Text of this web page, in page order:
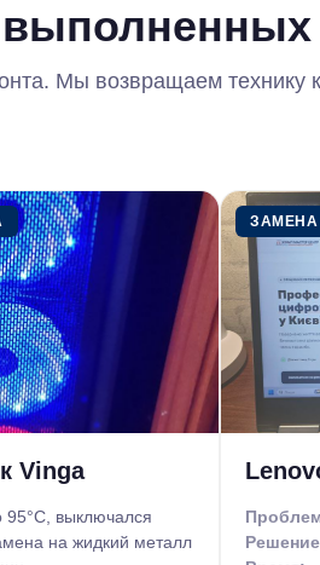
периферийное
сложившуюся у вас проблему.
– один из районов Киева, где
надолго решить проблему,
специалисты прибудут к вам
диагностические работы
если поломка серьезная и
ваш ПК в наш сервисный
вашу, уже в рабочем
специалистов
выполненных
Мы возвращаем технику
Vinga
95°C, выключался
на жидкий металл
ЗАМЕНА